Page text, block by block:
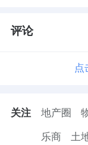
评论
点
关注 地产圈
乐商 土